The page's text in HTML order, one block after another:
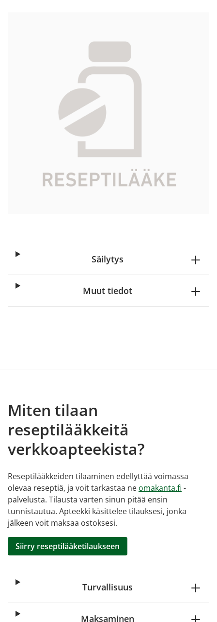
116634
Vaikuttava aine jomeproli
10 x 50 ml
Bracco Imaging Scandinavia AB
Tarkista Kela-korvattavuus
Säilytys
Muut tiedot
Miten tilaan
reseptilääkkeitä
verkkoapteekista?
Reseptilääkkeiden tilaaminen edellyttää voimassa
olevaa reseptiä, ja voit tarkastaa ne omakanta.fi -
palvelusta. Tilausta varten sinun pitää ensin
tunnistautua. Apteekki käsittelee tilauksesi, jonka
jälkeen voit maksaa ostoksesi.
Siirry reseptilääketilaukseen
Turvallisuus
Maksaminen